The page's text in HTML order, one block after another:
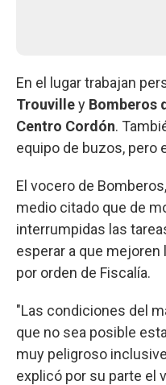
En el lugar trabajan
Trouvilley Bomberos
Centro Cordón.
equipo de buzos, pero
El vocero de Bomberos,
medio citado que de
interrumpidas las
esperar a que
por orden de Fiscalía.
"Las condiciones del
que no sea posible
muy peligroso
explicó por su parte el